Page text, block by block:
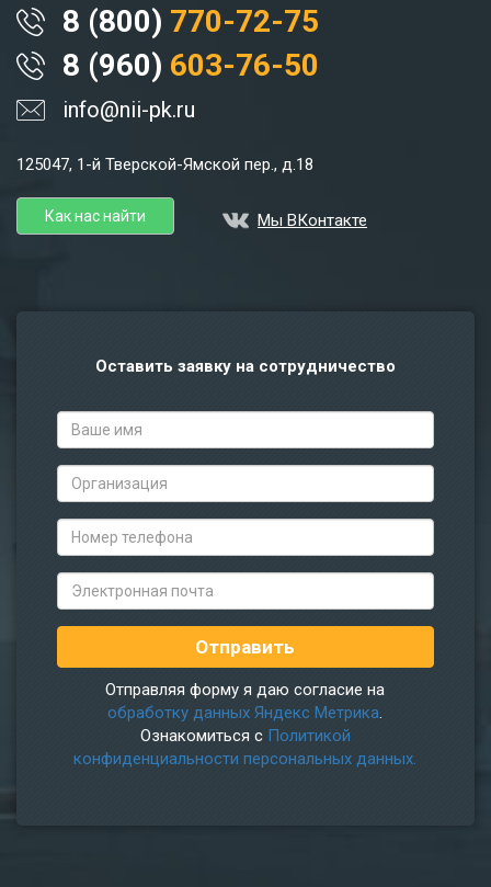
8 (800) 770-72-75
8 (960) 603-76-50
info@nii-pk.ru
125047, 1-й Тверской-Ямской пер., д.18
Как нас найти Мы ВКонтакте
Оставить заявку на сотрудничество
Отправляя форму я даю согласие на
обработку данных Яндекс Метрика.
Ознакомиться с Политикой
конфиденциальности персональных данных.